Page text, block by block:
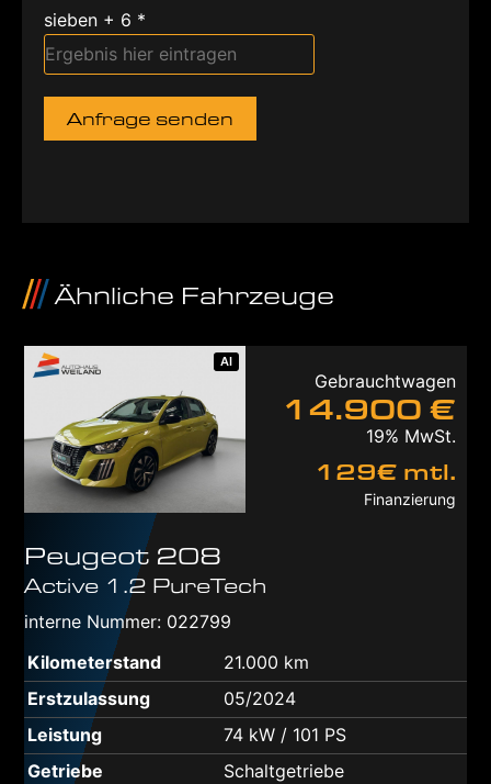
sieben + 6 *
Anfrage senden
Ähnliche Fahrzeuge
AI
Gebrauchtwagen
14.900 €
19% MwSt.
129€ mtl.
Finanzierung
Peugeot 208
Active 1.2 PureTech
interne Nummer: 022799
Kilometerstand
21.000 km
Erstzulassung
05/2024
Leistung
74 kW / 101 PS
Getriebe
Schaltgetriebe